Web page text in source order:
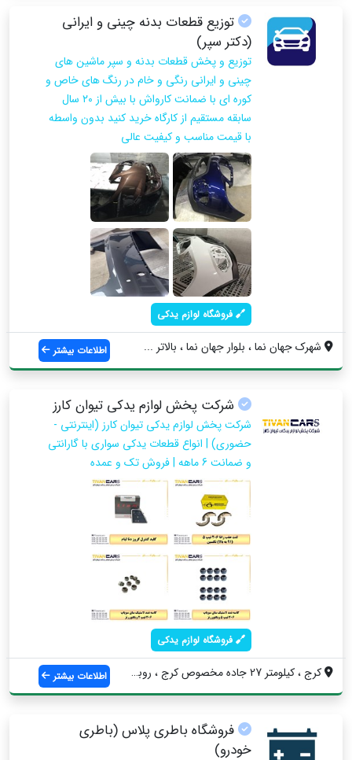
توزیع قطعات بدنه چینی و ایرانی
(دکتر سپر)
توزیع و پخش قطعات بدنه و سپر ماشین های
چینی و ایرانی رنگی و خام در رنگ های خاص و
کوره ای با ضمانت کارواش با بیش از ۲۰ سال
سابقه مستقیم از کارگاه خرید کنید بدون واسطه
با قیمت مناسب و کیفیت عالی
فروشگاه لوازم یدکی
شهرک جهان نما ، بلوار جهان نما ، بالاتر ... اطلاعات بیشتر
شرکت پخش لوازم یدکی تیوان کارز
شرکت پخش لوازم یدکی تیوان کارز (اینترنتی -
حضوری) | انواع قطعات یدکی سواری با گارانتی
و ضمانت 6 ماهه | فروش تک و عمده
فروشگاه لوازم یدکی
کرج ، کیلومتر 27 جاده مخصوص کرج ، روبه ر... اطلاعات بیشتر
فروشگاه باطری پلاس (باطری
خودرو)